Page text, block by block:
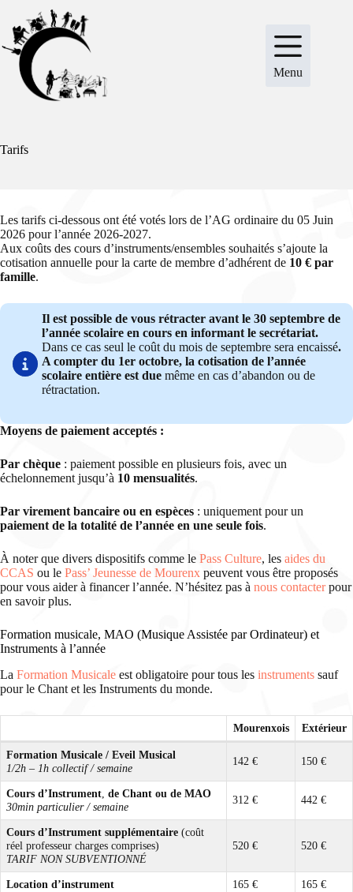
contenu
Menu
Tarifs
Les tarifs ci-dessous ont été votés lors de l’AG ordinaire du 05 Juin
2026 pour l’année 2026-2027.
Aux coûts des cours d’instruments/ensembles souhaités s’ajoute la
cotisation annuelle pour la carte de membre d’adhérent de 10 € par
famille.
Il est possible de vous rétracter avant le 30 septembre de
l’année scolaire en cours en informant le secrétariat.
Dans ce cas seul le coût du mois de septembre sera encaissé.
A compter du 1er octobre, la cotisation de l’année
scolaire entière est duemême en cas d’abandon ou de
rétractation.
Moyens de paiement acceptés :
Par chèque : paiement possible en plusieurs fois, avec un
échelonnement jusqu’à 10 mensualités.
Par virement bancaire ou en espèces : uniquement pour un
paiement de la totalité de l’année en une seule fois.
À noter que divers dispositifs comme le Pass Culture, les aides du
CCAS ou le Pass’ Jeunesse de Mourenx peuvent vous être proposés
pour vous aider à financer l’année. N’hésitez pas à nous contacterpour
en savoir plus.
Formation musicale, MAO (Musique Assistée par Ordinateur) et
Instruments à l’année
La Formation Musicale est obligatoire pour tous les instruments sauf
pour le Chant et les Instruments du monde.
Mourenxois Extérieur
Formation Musicale / Eveil Musical
1/2h – 1h collectif / semaine
142 € 150 €
Cours d’Instrument,de Chant ou de MAO
30min particulier / semaine
312 € 442 €
Cours d’Instrument supplémentaire (coût
réel professeur charges comprises)
TARIF NON SUBVENTIONNÉ
520 € 520 €
Location d’instrument 165 € 165 €